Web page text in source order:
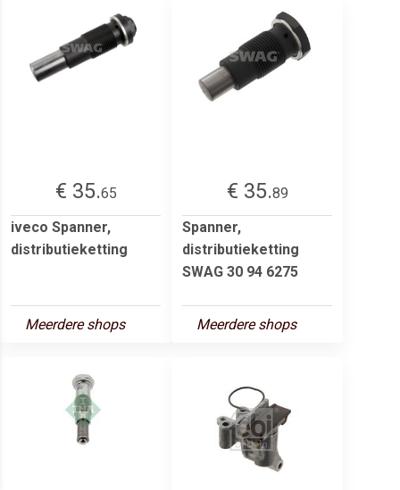
€ 35.65
iveco Spanner,
distributieketting
Meerdere shops
€ 35.89
Spanner,
distributieketting
SWAG 30 94 6275
Meerdere shops